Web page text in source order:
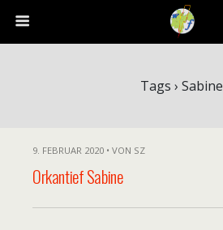
Tags › Sabine
9. FEBRUAR 2020 • VON SZ
Orkantief Sabine